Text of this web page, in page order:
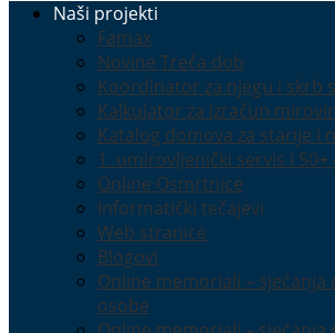
Naši projekti
Famax
Novine Treća dob
Koordinator za njegu i skrb
Kalkulator za izračun
Katalog domova za starije i
1. umirovljenički servis i 50+
Online Osmrtnice
Informatički tečajevi
Web stranice
Blogovi
Online memoriali – sjećanja
osobe